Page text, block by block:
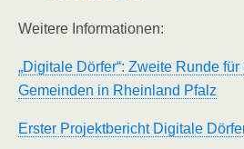
Weitere Informationen:
„Digitale Dörfer“: Zweite Runde
Gemeinden in Rheinland Pfalz
Erster Projektbericht Digitale